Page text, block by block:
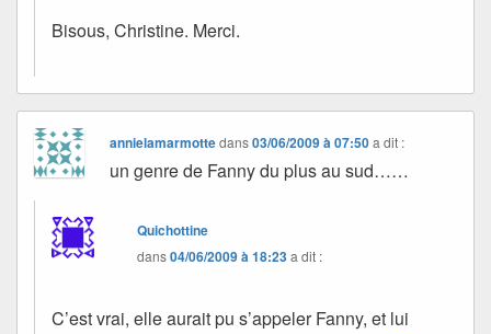
Bisous, Christine. Merci.
annielamarmottedans03/06/2009 à 07:50 a dit :
un genre de Fanny du plus au sud……
Quichottine
dans04/06/2009 à 18:23a dit :
C’est vrai, elle aurait pu s’appeler Fanny, et lui